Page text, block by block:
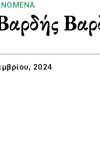
2024